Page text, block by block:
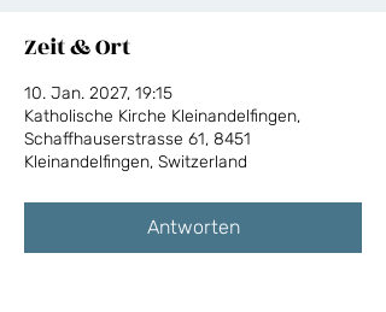
Zeit & Ort
10. Jan. 2027, 19:15
Katholische Kirche Kleinandelfingen,
Schaffhauserstrasse 61, 8451
Kleinandelfingen, Switzerland
Antworten